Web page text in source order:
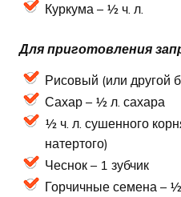
Куркума – ½ ч. л.
Для приготовления
Рисовый (или другой
Сахар – ½ л. сахара
½ ч. л. сушенного
натертого)
Чеснок – 1 зубчик
Горчичные семена – ½